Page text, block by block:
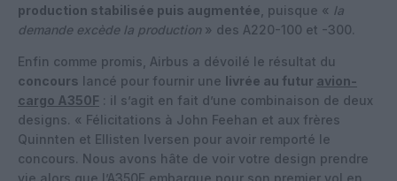
production stabilisée puis augmentée , puisque « la
demande excède la production » des A220-100 et -300.
Enfin comme promis, Airbus a dévoilé le résultat du
concours lancé pour fournir une livrée au futur avion-
cargo A350F : il s’agit en fait d’une combinaison de deux
designs. « Félicitations à John Feehan et aux frères
Quinnten et Ellisten Iversen pour avoir remporté le
concours. Nous avons hâte de voir votre design prendre